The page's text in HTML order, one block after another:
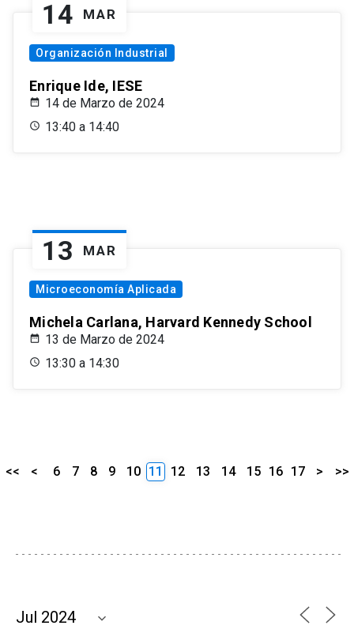
14 MAR
Organización Industrial
Enrique Ide, IESE
14 de Marzo de 2024
13:40 a 14:40
13 MAR
Microeconomía Aplicada
Michela Carlana, Harvard Kennedy School
13 de Marzo de 2024
13:30 a 14:30
<< < 6 7 8 9 10 11 12 13 14 15 16 17 > >>